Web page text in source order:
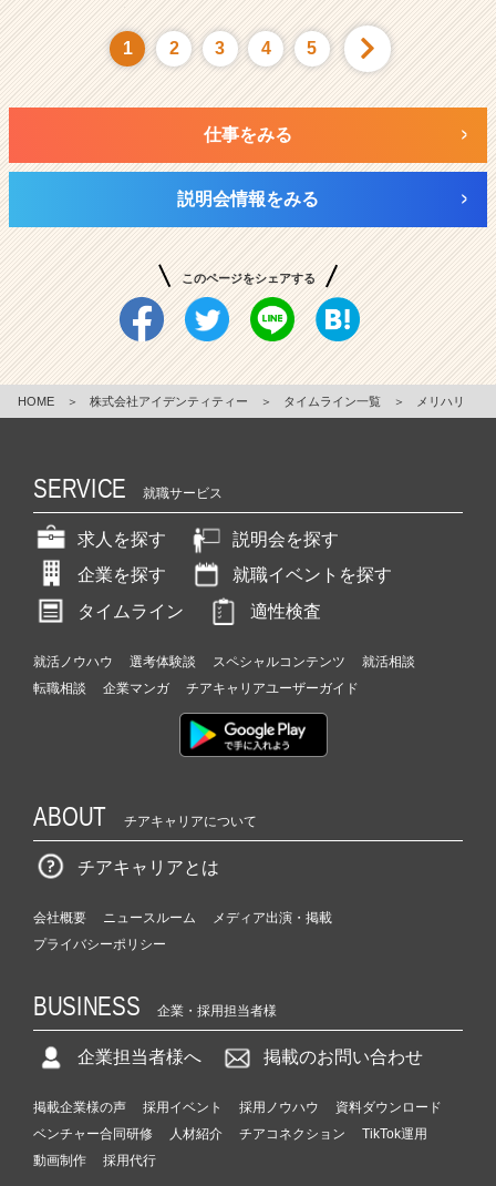
1 2 3 4 5
仕事をみる
説明会情報をみる
このページをシェアする
HOME ＞ 株式会社アイデンティティー ＞ タイムライン一覧 ＞ メリハリ
SERVICE 就職サービス
求人を探す
説明会を探す
企業を探す
就職イベントを探す
タイムライン
適性検査
就活ノウハウ 選考体験談 スペシャルコンテンツ
就活相談
転職相談
企業マンガ チアキャリアユーザーガイド
ABOUT チアキャリアについて
チアキャリアとは
会社概要 ニュースルーム
メディア出演・掲載
プライバシーポリシー
BUSINESS 企業・採用担当者様
企業担当者様へ 掲載のお問い合わせ
掲載企業様の声 採用イベント 採用ノウハウ
資料ダウンロード
ベンチャー合同研修
人材紹介 チアコネクション
TikTok運用
動画制作
採用代行